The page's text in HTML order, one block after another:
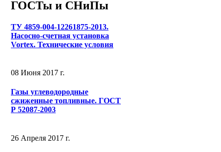
ГОСТы и СНиПы
ТУ 4859-004-12261875-2013.
Насосно-счетная установка
Vortex. Технические условия
08 Июня 2017 г.
Газы углеводородные
сжиженные топливные. ГОСТ
Р 52087-2003
26 Апреля 2017 г.